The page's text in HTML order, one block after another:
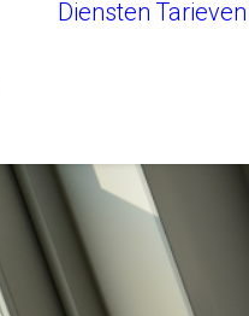
Diensten